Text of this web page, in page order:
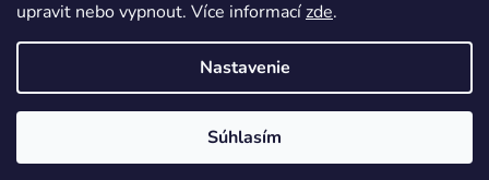
upravit nebo vypnout. Více informacízde.
Nastavenie
Súhlasím
Vytvoril Shoptet
BEST JEANS. Všetky práva vyhradené.
Upraviť nastavenie cookies